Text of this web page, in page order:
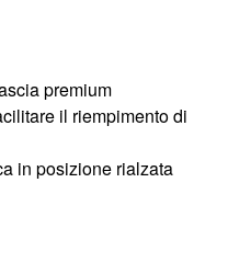
premium
il riempimento di
in posizione rialzata